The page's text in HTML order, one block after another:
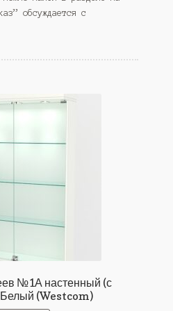
обсуждается с
№1А настенный (с
(Westcom)